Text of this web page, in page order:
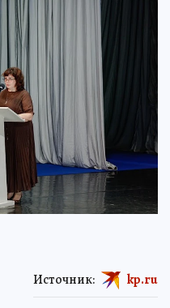
Источник: kp.ru